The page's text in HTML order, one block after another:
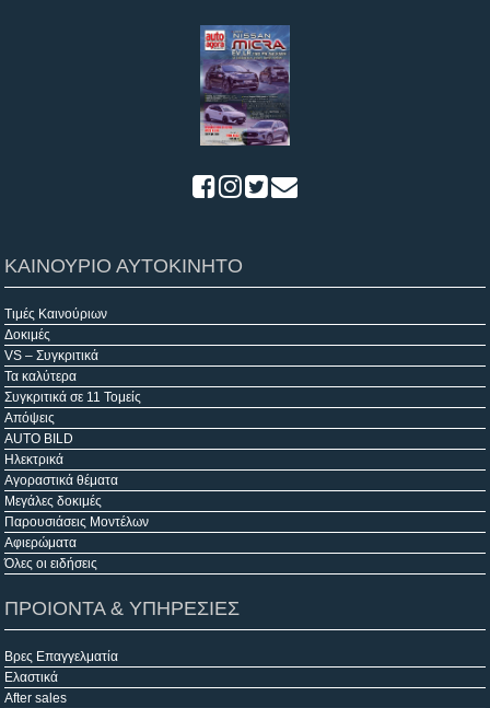
ΚΑΙΝΟΥΡΙΟ ΑΥΤΟΚΙΝΗΤΟ
Τιμές Καινούριων
Δοκιμές
VS – Συγκριτικά
Τα καλύτερα
Συγκριτικά σε 11 Τομείς
Απόψεις
AUTO BILD
Ηλεκτρικά
Αγοραστικά θέματα
Μεγάλες δοκιμές
Παρουσιάσεις Μοντέλων
Αφιερώματα
Όλες οι ειδήσεις
ΠΡΟΙΟΝΤΑ & ΥΠΗΡΕΣΙΕΣ
Βρες Επαγγελματία
Ελαστικά
After sales